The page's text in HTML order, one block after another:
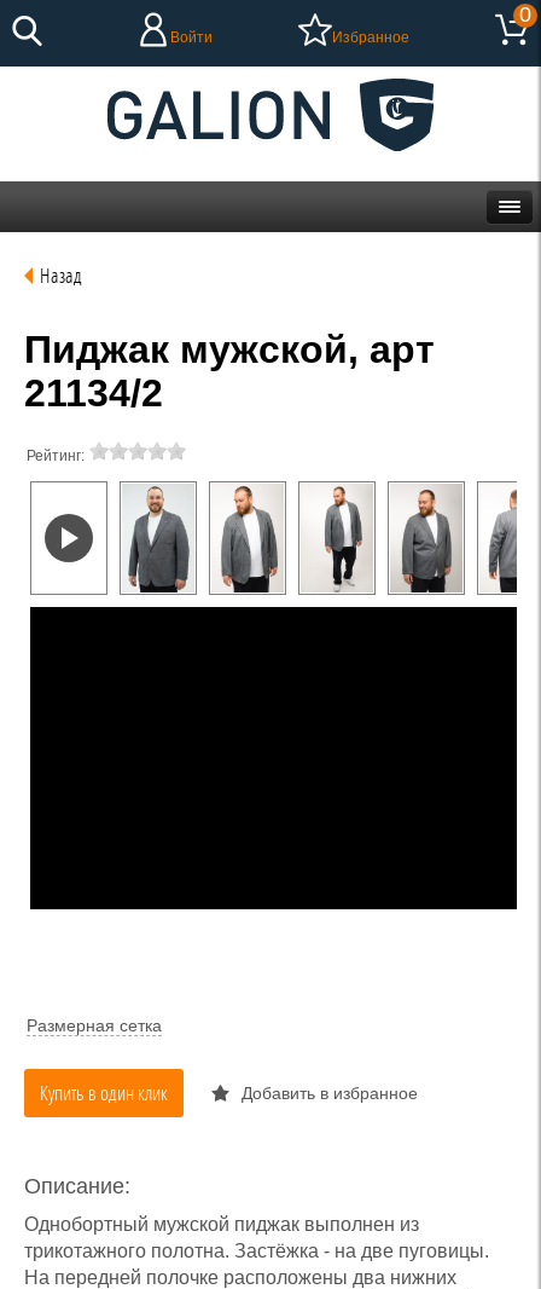
Войти Избранное
0
Назад
Пиджак мужской, арт
21134/2
Рейтинг:
Размерная сетка
Купить в один клик Добавить в избранное
Описание:
Однобортный мужской пиджак выполнен из
трикотажного полотна. Застёжка - на две пуговицы.
На передней полочке расположены два нижних